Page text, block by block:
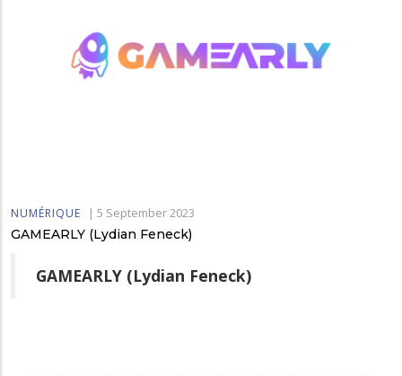
NUMÉRIQUE | 5 September 2023
GAMEARLY (Lydian Feneck)
GAMEARLY (Lydian Feneck)